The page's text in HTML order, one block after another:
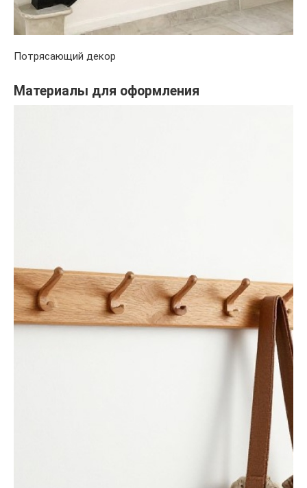
Потрясающий декор
Материалы для оформления